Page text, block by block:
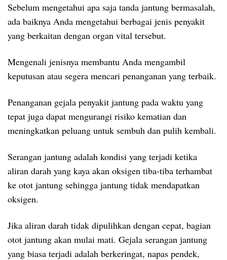
Sebelum mengetahui apa saja tanda jantung bermasalah,
ada baiknya Anda mengetahui berbagai jenis penyakit
yang berkaitan dengan organ vital tersebut.
Mengenali jenisnya membantu Anda mengambil
keputusan atau segera mencari penanganan yang terbaik.
Penanganan gejala penyakit jantung pada waktu yang
tepat juga dapat mengurangi risiko kematian dan
meningkatkan peluang untuk sembuh dan pulih kembali.
Serangan jantung adalah kondisi yang terjadi ketika
aliran darah yang kaya akan oksigen tiba-tiba terhambat
ke otot jantung sehingga jantung tidak mendapatkan
oksigen.
Jika aliran darah tidak dipulihkan dengan cepat, bagian
otot jantung akan mulai mati. Gejala serangan jantung
yang biasa terjadi adalah berkeringat, napas pendek,